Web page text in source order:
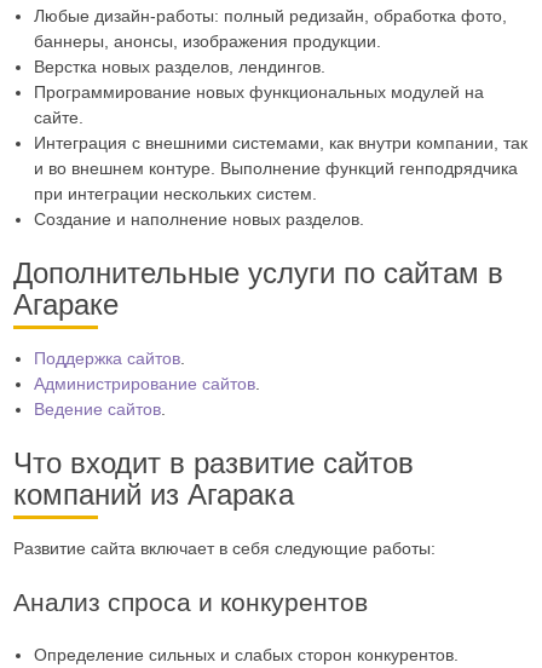
Любые дизайн-работы: полный редизайн, обработка фото,
баннеры, анонсы, изображения продукции.
Верстка новых разделов, лендингов.
Программирование новых функциональных модулей на
сайте.
Интеграция с внешними системами, как внутри компании, так
и во внешнем контуре. Выполнение функций генподрядчика
при интеграции нескольких систем.
Создание и наполнение новых разделов.
Дополнительные услуги по сайтам в
Агараке
Поддержка сайтов
Администрирование сайтов
Ведение сайтов
Что входит в развитие сайтов
компаний из Агарака
Развитие сайта включает в себя следующие работы:
Анализ спроса и конкурентов
Определение сильных и слабых сторон конкурентов.